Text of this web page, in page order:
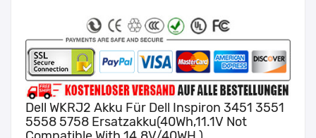
Dell WKRJ2 Akku Für Dell Inspiron 3451 3551
5558 5758 Ersatzakku(40Wh,11.1V Not